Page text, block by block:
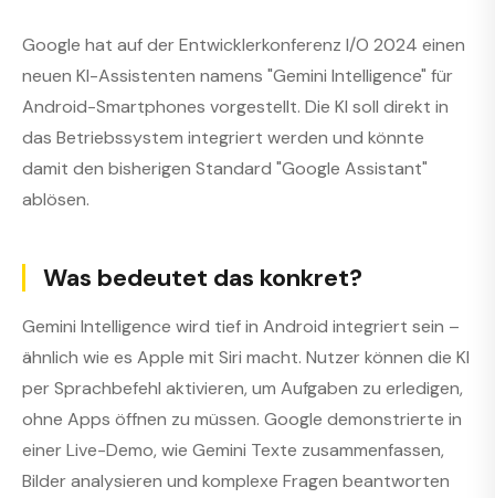
Google hat auf der Entwicklerkonferenz I/O 2024 einen
neuen KI-Assistenten namens "Gemini Intelligence" für
Android-Smartphones vorgestellt. Die KI soll direkt in
das Betriebssystem integriert werden und könnte
damit den bisherigen Standard "Google Assistant"
ablösen.
Was bedeutet das konkret?
Gemini Intelligence wird tief in Android integriert sein –
ähnlich wie es Apple mit Siri macht. Nutzer können die KI
per Sprachbefehl aktivieren, um Aufgaben zu erledigen,
ohne Apps öffnen zu müssen. Google demonstrierte in
einer Live-Demo, wie Gemini Texte zusammenfassen,
Bilder analysieren und komplexe Fragen beantworten